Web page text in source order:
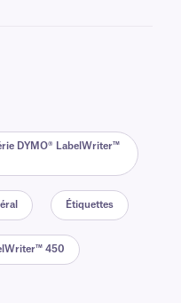
DYMO® LabelWriter™
Étiquettes
450